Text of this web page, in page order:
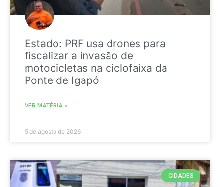
Estado: PRF usa drones para
fiscalizar a invasão de
motocicletas na ciclofaixa da
Ponte de Igapó
VER MATÉRIA »
5 de agosto de 2026
CIDADES